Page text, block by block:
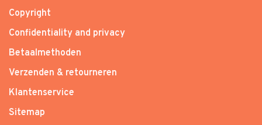
Copyright
Confidentiality and privacy
Betaalmethoden
Verzenden & retourneren
Klantenservice
Sitemap